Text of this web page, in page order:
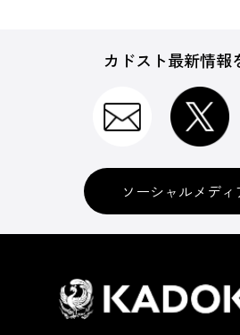
カドスト最新情報
ソーシャルメデ